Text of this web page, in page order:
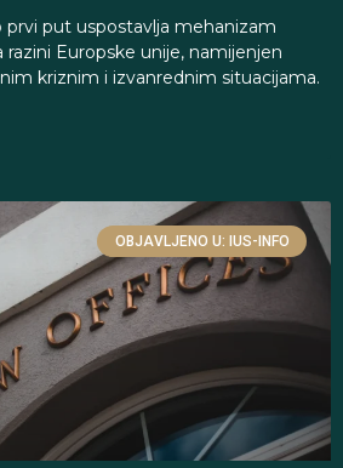
put uspostavlja mehanizam
razini Europske unije, namijenjen
kriznim i izvanrednim situacijama.
OBJAVLJENO U: IUS-INFO